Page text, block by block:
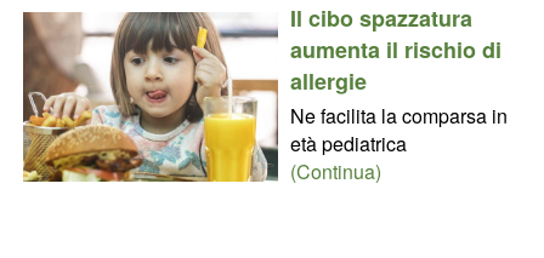
Il cibo spazzatura
aumenta il rischio di
allergie
Ne facilita la comparsa in
età pediatrica
(Continua)